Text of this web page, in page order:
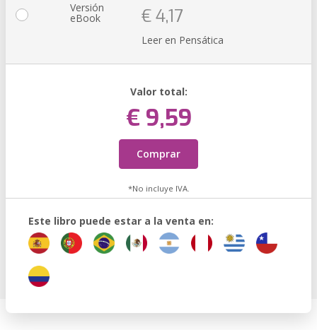
Versión
eBook € 4,17
Leer en Pensática
Valor total:
€ 9,59
Comprar
*No incluye IVA.
Este libro puede estar a la venta en: